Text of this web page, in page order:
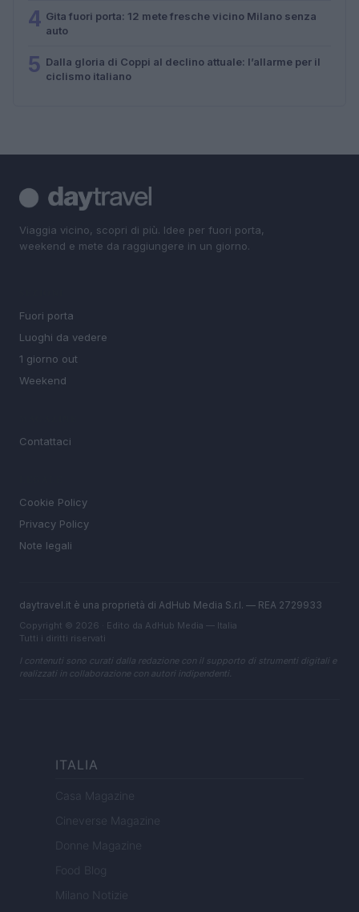
4 Gita fuori porta: 12 mete fresche vicino Milano senza
auto
5 Dalla gloria di Coppi al declino attuale: l’allarme per il
ciclismo italiano
Viaggia vicino, scopri di più. Idee per fuori porta,
weekend e mete da raggiungere in un giorno.
Fuori porta
Luoghi da vedere
1 giorno out
Weekend
Contattaci
Cookie Policy
Privacy Policy
Note legali
daytravel.it è una proprietà di AdHub Media S.r.l. — REA 2729933
Copyright © 2026 · Edito da AdHub Media — Italia
Tutti i diritti riservati
I contenuti sono curati dalla redazione con il supporto di strumenti digitali e
realizzati in collaborazione con autori indipendenti.
ITALIA
Casa Magazine
Cineverse Magazine
Donne Magazine
Food Blog
Milano Notizie